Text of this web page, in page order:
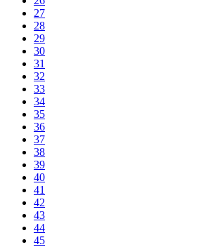
27
28
29
30
31
32
33
34
35
36
37
38
39
40
41
42
43
44
45